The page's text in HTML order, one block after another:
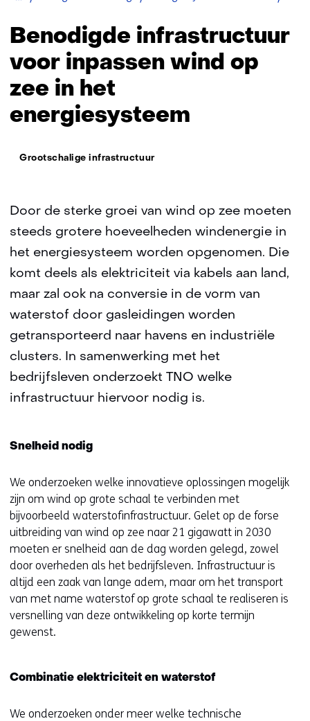
Benodigde infrastructuur
voor inpassen wind op
zee in het
energiesysteem
Thema:
Grootschalige infrastructuur
Door de sterke groei van wind op zee moeten
steeds grotere hoeveelheden windenergie in
het energiesysteem worden opgenomen. Die
komt deels als elektriciteit via kabels aan land,
maar zal ook na conversie in de vorm van
waterstof door gasleidingen worden
getransporteerd naar havens en industriële
clusters. In samenwerking met het
bedrijfsleven onderzoekt TNO welke
infrastructuur hiervoor nodig is.
Snelheid nodig
We onderzoeken welke innovatieve oplossingen mogelijk
zijn om wind op grote schaal te verbinden met
bijvoorbeeld waterstofinfrastructuur. Gelet op de forse
uitbreiding van wind op zee naar 21 gigawatt in 2030
moeten er snelheid aan de dag worden gelegd, zowel
door overheden als het bedrijfsleven. Infrastructuur is
altijd een zaak van lange adem, maar om het transport
van met name waterstof op grote schaal te realiseren is
versnelling van deze ontwikkeling op korte termijn
gewenst.
Combinatie elektriciteit en waterstof
We onderzoeken onder meer welke technische